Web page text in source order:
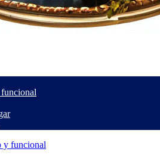
y funcional